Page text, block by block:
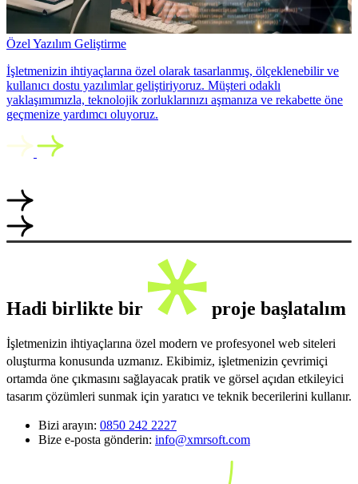
Özel Yazılım Geliştirme
İşletmenizin ihtiyaçlarına özel olarak tasarlanmış, ölçeklenebilir ve
kullanıcı dostu yazılımlar geliştiriyoruz. Müşteri odaklı
yaklaşımımızla, teknolojik zorluklarınızı aşmanıza ve rekabette öne
geçmenize yardımcı oluyoruz.
Hadi birlikte bir proje başlatalım
İşletmenizin ihtiyaçlarına özel modern ve profesyonel web siteleri
oluşturma konusunda uzmanız. Ekibimiz, işletmenizin çevrimiçi
ortamda öne çıkmasını sağlayacak pratik ve görsel açıdan etkileyici
tasarım çözümleri sunmak için yaratıcı ve teknik becerilerini kullanır.
Bizi arayın: 0850 242 2227
Bize e-posta gönderin: info@xmrsoft.com